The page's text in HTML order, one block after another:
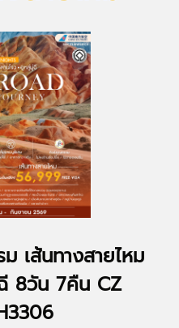
เส้นทางสายไหม
8วัน 7คืน CZ